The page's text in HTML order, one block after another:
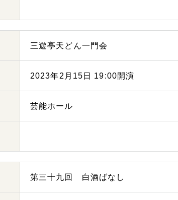
三遊亭天どん一門会
2023年2月15日 19:00開演
芸能ホール
第三十九回 白酒ばなし